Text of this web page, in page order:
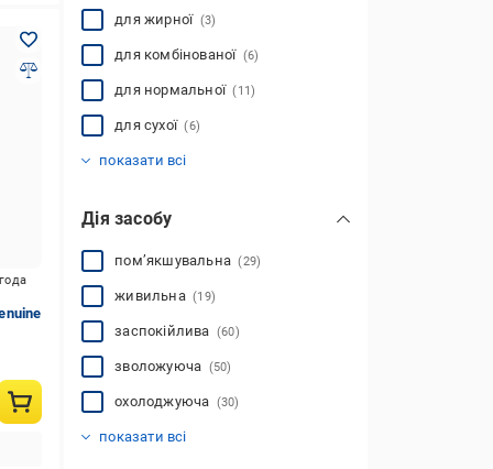
для жирної (3)
для комбінованої (6)
для нормальної(11)
для сухої(6)
показати всі
Дія засобу
пом’якшувальна(29)
живильна(19)
заспокійлива (60)
зволожуюча (50)
охолоджуюча (30)
показати всі